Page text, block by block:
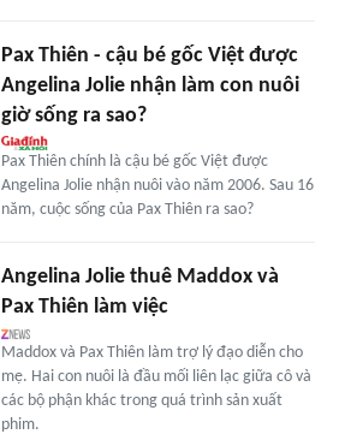
Pax Thiên - cậu bé gốc Việt được
Angelina Jolie nhận làm con nuôi
giờ sống ra sao?
Pax Thiên chính là cậu bé gốc Việt được
Angelina Jolie nhận nuôi vào năm 2006. Sau 16
năm, cuộc sống của Pax Thiên ra sao?
Angelina Jolie thuê Maddox và
Pax Thiên làm việc
Maddox và Pax Thiên làm trợ lý đạo diễn cho
mẹ. Hai con nuôi là đầu mối liên lạc giữa cô và
các bộ phận khác trong quá trình sản xuất
phim.